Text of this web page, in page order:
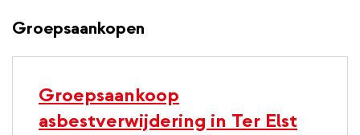
Groepsaankopen
Groepsaankoop
asbestverwijdering in Ter Elst